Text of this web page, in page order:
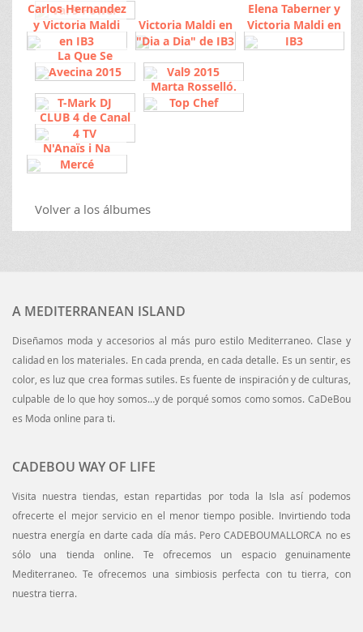
Val 9 Power
Carlos Hernandez
y Victoria Maldi
en IB3
Victoria Maldi en
"Dia a Dia" de IB3
Elena Taberner y
Victoria Maldi en
IB3
La Que Se
Avecina 2015
Val9 2015
T-Mark DJ
Marta Rosselló.
Top Chef
CLUB 4 de Canal
4 TV
N'Anaïs i Na
Mercé
Volver a los álbumes
A MEDITERRANEAN ISLAND
Diseñamos moda y accesorios al más puro estilo Mediterraneo. Clase y
calidad en los materiales. En cada prenda, en cada detalle. Es un sentir, es
color, es luz que crea formas sutiles. Es fuente de inspiración y de culturas,
culpable de lo que hoy somos…y de porqué somos como somos. CaDeBou
es Moda online para ti.
CADEBOU WAY OF LIFE
Visita nuestra tiendas, estan repartidas por toda la Isla así podemos
ofrecerte el mejor servicio en el menor tiempo posible. Invirtiendo toda
nuestra energía en darte cada día más. Pero CADEBOUMALLORCA no es
sólo una tienda online. Te ofrecemos un espacio genuinamente
Mediterraneo. Te ofrecemos una simbiosis perfecta con tu tierra, con
nuestra tierra.